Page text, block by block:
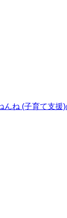
ね (子育て支援)